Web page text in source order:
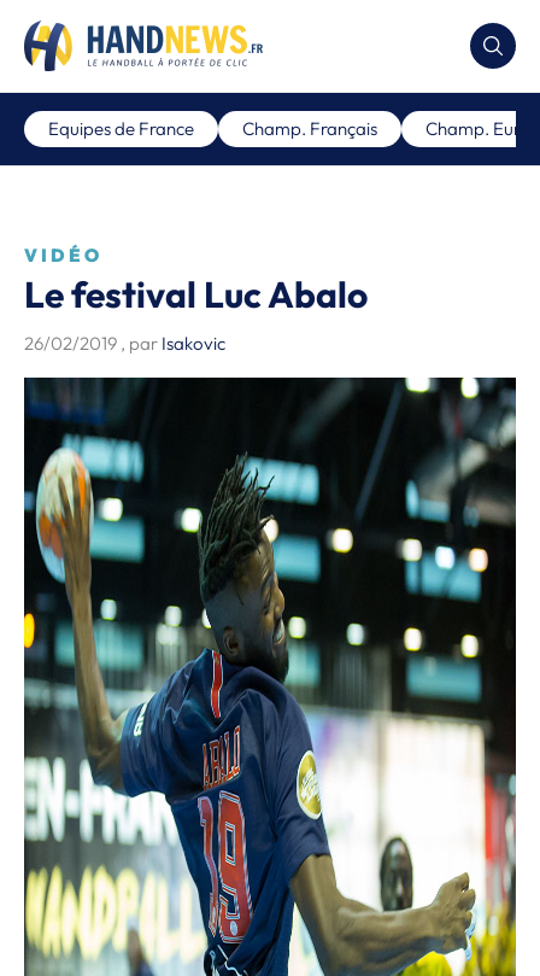
Equipes de France Champ. Français Champ.
VIDÉO
Le festival Luc Abalo
26/02/2019 , par Isakovic